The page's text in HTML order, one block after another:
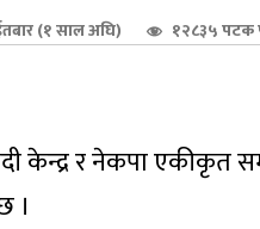
(१ साल अघि) १२८३५ पटक
केन्द्र र नेकपा एकीकृत
।